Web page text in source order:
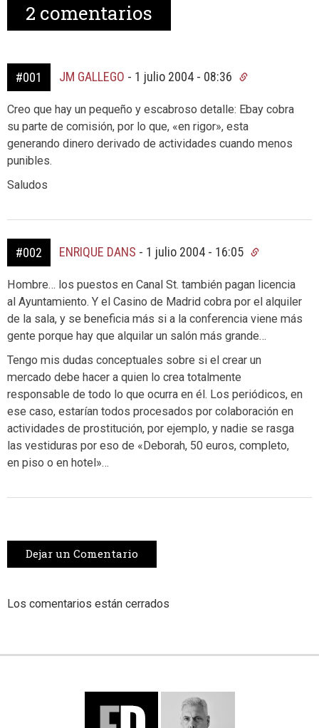
2 comentarios
#001 JM GALLEGO - 1 julio 2004 - 08:36
Creo que hay un pequeño y escabroso detalle: Ebay cobra
su parte de comisión, por lo que, «en rigor», esta
generando dinero derivado de actividades cuando menos
punibles.
Saludos
#002 ENRIQUE DANS - 1 julio 2004 - 16:05
Hombre… los puestos en Canal St. también pagan licencia
al Ayuntamiento. Y el Casino de Madrid cobra por el alquiler
de la sala, y se beneficia más si a la conferencia viene más
gente porque hay que alquilar un salón más grande…
Tengo mis dudas conceptuales sobre si el crear un
mercado debe hacer a quien lo crea totalmente
responsable de todo lo que ocurra en él. Los periódicos, en
ese caso, estarían todos procesados por colaboración en
actividades de prostitución, por ejemplo, y nadie se rasga
las vestiduras por eso de «Deborah, 50 euros, completo,
en piso o en hotel»…
Dejar un Comentario
Los comentarios están cerrados